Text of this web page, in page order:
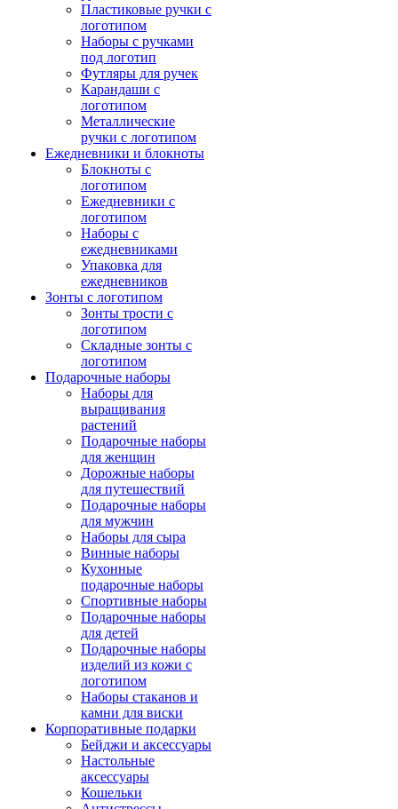
Пластиковые ручки с
логотипом
Наборы с ручками
под логотип
Футляры для ручек
Карандаши с
логотипом
Металлические
ручки с логотипом
Ежедневники и блокноты
Блокноты с
логотипом
Ежедневники с
логотипом
Наборы с
ежедневниками
Упаковка для
ежедневников
Зонты с логотипом
Зонты трости с
логотипом
Складные зонты с
логотипом
Подарочные наборы
Наборы для
выращивания
растений
Подарочные наборы
для женщин
Дорожные наборы
для путешествий
Подарочные наборы
для мужчин
Наборы для сыра
Винные наборы
Кухонные
подарочные наборы
Спортивные наборы
Подарочные наборы
для детей
Подарочные наборы
изделий из кожи с
логотипом
Наборы стаканов и
камни для виски
Корпоративные подарки
Бейджи и аксессуары
Настольные
аксессуары
Кошельки